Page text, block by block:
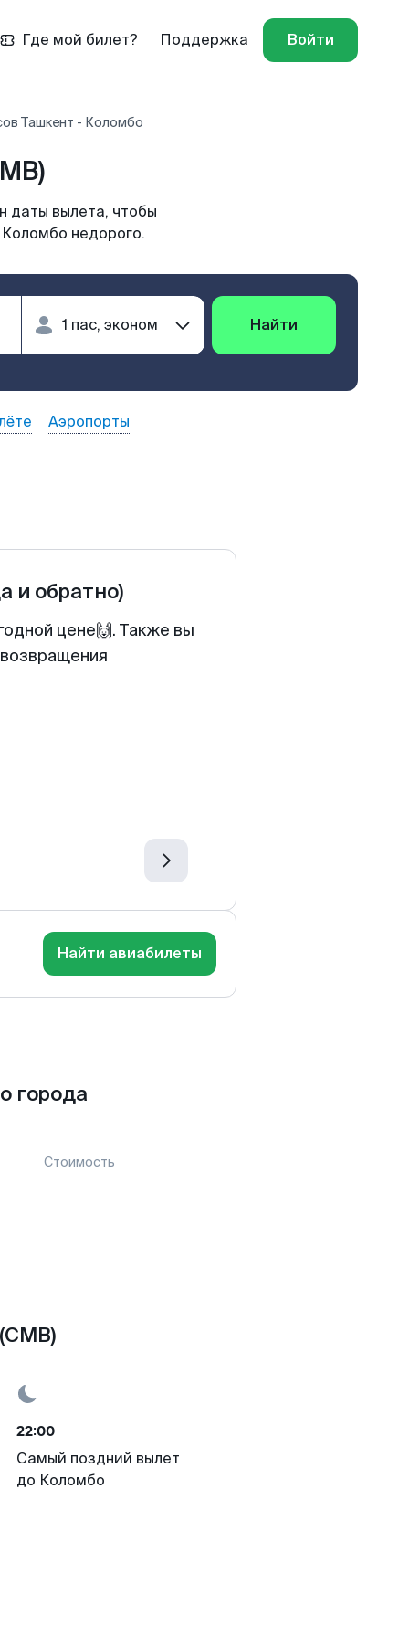
Где мой билет? Поддержка Войти
Ташкент - Коломбо
даты вылета, чтобы
недорого.
Найти
Аэропорты
и обратно)
цене🙌. Также вы
Найти авиабилеты
города
Стоимость
22:00
Самый поздний вылет
до Коломбо